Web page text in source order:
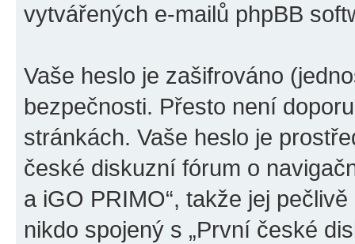
vytvářených e-mailů phpBB
Vaše heslo je zašifrováno
bezpečnosti. Přesto není
stránkách. Vaše heslo je
české diskuzní fórum o
a iGO PRIMO“, takže jej
nikdo spojený s „První české